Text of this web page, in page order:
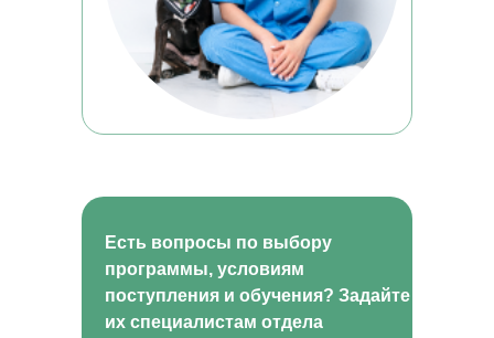
Есть вопросы по выбору
программы, условиям
поступления и обучения? Задайте
их специалистам отдела
Садоводство и огородничество
Ассистент ветеринарного врача
ВИДЫ ПРОГРАММ
Программы профессиональной переподготовки
Программы повышения квалификации
Основные программы профессионального
программы
КАРТА САЙТА
ОБ АКАДЕМИИ
Приведи друга
Партнерская программа